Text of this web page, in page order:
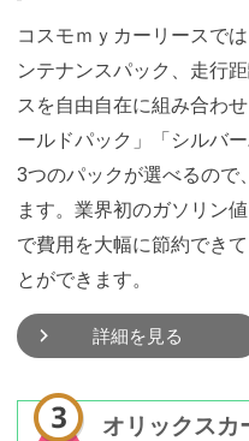
コスモｍｙカーリースで
ンテナンスパック、走行
スを自由自在に組み合わ
ールドパック」「シルバ
3つのパックが選べるので
ます。業界初のガソリン
で費用を大幅に節約でき
とができます。
詳細を見る
オリックスカ